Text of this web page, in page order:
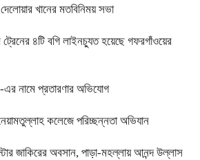
দেলোয়ার খানের মতবিনিময় সভা
ট্রেনের ৪টি বগি লাইনচ্যুত হয়েছে গফরগাঁওয়ের
নামে প্রতারণার অভিযোগ
কলেজে পরিচ্ছন্নতা অভিযান
জাকিরের অবসান, পাড়া-মহল্লায় আনন্দ উল্লাস